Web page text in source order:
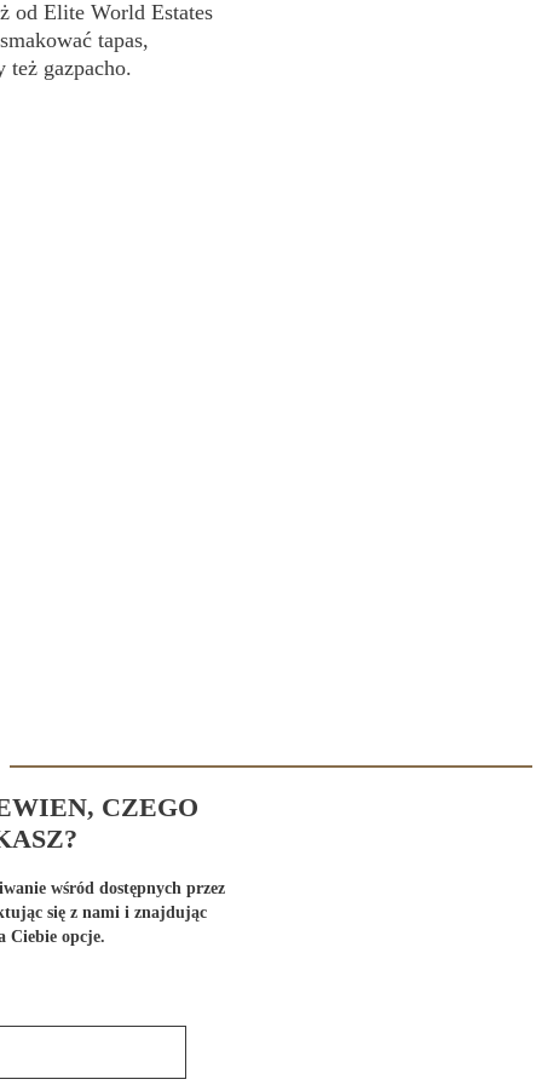
od Elite World Estates
tapas,
też gazpacho.
CZEGO
wśród dostępnych przez
się z nami i znajdując
Ciebie opcje.